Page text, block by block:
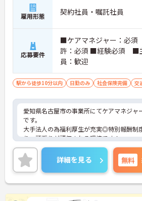
雇用形態 契約社員・嘱託社員
応募要件
■ケアマネジャー：必
許：必須 ■経験必須 ■
員：歓迎
駅から徒歩10分以内 日勤のみ 社会保険完備 交
愛知県名古屋市の事業所にてケアマネジャ
です。
大手法人の為福利厚生が充実◎特別報酬制
り、頑張りが評価される環境です！
リフレッシュ休暇が年間17日とプライベー
立も可能です。
ご興味のある方には、面接対策ポイントな
詳細をお話いたしますので、お気軽にご相
い。
詳細を見る 無料